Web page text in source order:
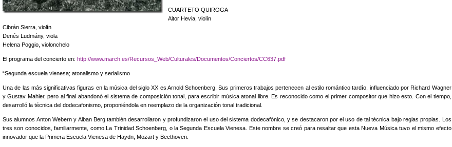
CUARTETO QUIROGA
Aitor Hevia, violín
Cibrán Sierra, violín
Denés Ludmány, viola
Helena Poggio, violonchelo
El programa del concierto en: http://www.march.es/Recursos_Web/Culturales/Documentos/Conciertos/CC637.pdf
“Segunda escuela vienesa; atonalismo y serialismo
Una de las más significativas figuras en la música del siglo XX es Arnold Schoenberg. Sus primeros trabajos pertenecen al estilo romántico tardío, influenciado por Richard Wagner
y Gustav Mahler, pero al final abandonó el sistema de composición tonal, para escribir música atonal libre. Es reconocido como el primer compositor que hizo esto. Con el tiempo,
desarrolló la técnica del dodecafonismo, proponiéndola en reemplazo de la organización tonal tradicional.
Sus alumnos Anton Webern y Alban Berg también desarrollaron y profundizaron el uso del sistema dodecafónico, y se destacaron por el uso de tal técnica bajo reglas propias. Los
tres son conocidos, familiarmente, como La Trinidad Schoenberg, o la Segunda Escuela Vienesa. Este nombre se creó para resaltar que esta Nueva Música tuvo el mismo efecto
innovador que la Primera Escuela Vienesa de Haydn, Mozart y Beethoven.